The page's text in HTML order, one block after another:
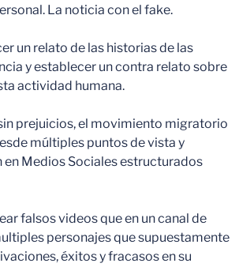
La noticia con el fake.
un relato de las historias de las
y establecer un contra relato sobre
actividad humana.
prejuicios, el movimiento migratorio
múltiples puntos de vista y
Medios Sociales estructurados
falsos videos que en un canal de
personajes que supuestamente
éxitos y fracasos en su